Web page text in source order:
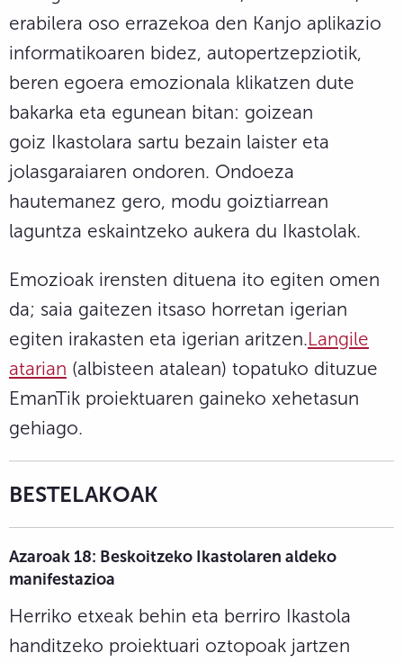
erabilera oso errazekoa den Kanjo aplikazio
informatikoaren bidez, autopertzepziotik,
beren egoera emozionala klikatzen dute
bakarka eta egunean bitan: goizean
goiz Ikastolara sartu bezain laister eta
jolasgaraiaren ondoren. Ondoeza
hautemanez gero, modu goiztiarrean
laguntza eskaintzeko aukera du Ikastolak.
Emozioak irensten dituena ito egiten omen
da; saia gaitezen itsaso horretan igerian
egiten irakasten eta igerian aritzen.Langile
atarian (albisteen atalean) topatuko dituzue
EmanTik proiektuaren gaineko xehetasun
gehiago.
BESTELAKOAK
Azaroak 18: Beskoitzeko Ikastolaren aldeko
manifestazioa
Herriko etxeak behin eta berriro Ikastola
handitzeko proiektuari oztopoak jartzen